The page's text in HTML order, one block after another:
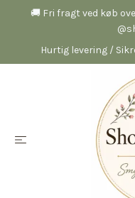
🚚 Fri fragt ved køb
Hurtig levering /